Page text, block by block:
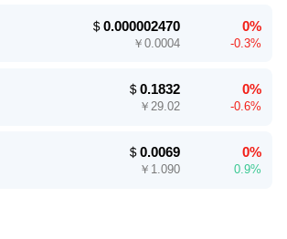
＄0.000002470
￥ 0.0004
0%
-0.3%
＄0.1832
￥ 29.02
0%
-0.6%
＄0.0069
￥ 1.090
0%
0.9%